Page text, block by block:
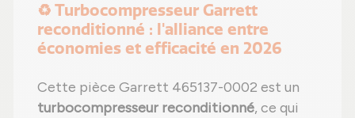
♻️ Turbocompresseur Garrett
reconditionné : l'alliance entre
économies et efficacité en 2026
Cette pièce Garrett 465137-0002 est un
turbocompresseur reconditionné, ce qui